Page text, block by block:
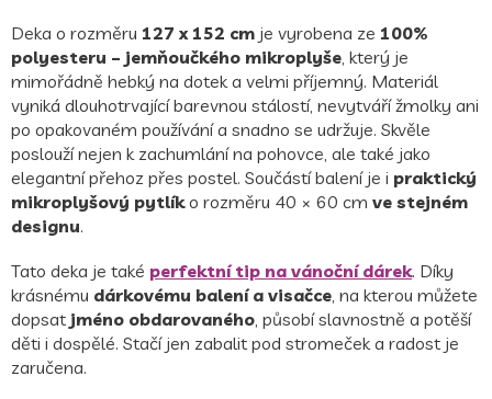
Deka o rozměru 127 x 152 cm je vyrobena ze 100%
polyesteru – jemňoučkého mikroplyše , který je
mimořádně hebký na dotek a velmi příjemný. Materiál
vyniká dlouhotrvající barevnou stálostí, nevytváří žmolky ani
po opakovaném používání a snadno se udržuje. Skvěle
poslouží nejen k zachumlání na pohovce, ale také jako
elegantní přehoz přes postel. Součástí balení je i praktický
mikroplyšový pytlíko rozměru 40 × 60 cm ve stejném
designu.
Tato deka je také perfektní tip na vánoční dárek. Díky
krásnému dárkovému balení a visačce , na kterou můžete
dopsat jméno obdarovaného , působí slavnostně a potěší
děti i dospělé. Stačí jen zabalit pod stromeček a radost je
zaručena.